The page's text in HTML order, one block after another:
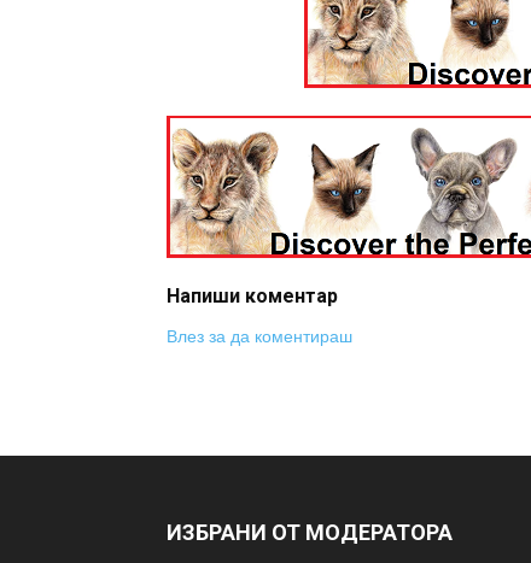
Напиши коментар
Влез за да коментираш
ИЗБРАНИ ОТ МОДЕРАТОРА